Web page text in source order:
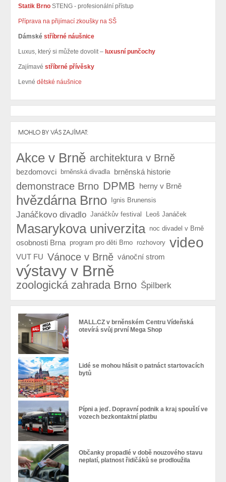
Statik Brno STENG - profesionální přístup
Příprava na přijímací zkoušky na SŠ
Dámské stříbrné náušnice
Luxus, který si můžete dovolit – luxusní punčochy
Zajímavé stříbrné přívěsky
Levné dětské náušnice
MOHLO BY VÁS ZAJÍMAT:
Akce v Brně architektura v Brně
bezdomovci brněnská divadla brněnská historie
demonstrace Brno DPMB herny v Brně
hvězdárna Brno Ignis Brunensis
Janáčkovo divadlo Janáčkův festival Leoš Janáček
Masarykova univerzita noc divadel v Brně
osobnosti Brna program pro děti Brno rozhovory video
VUT FU Vánoce v Brně vánoční strom
výstavy v Brně
zoologická zahrada Brno Špilberk
MALL.CZ v brněnském Centru Vídeňská
otevírá svůj první Mega Shop
Lidé se mohou hlásit o patnáct startovacích
bytů
Pípni a jeď. Dopravní podnik a kraj spouští ve
vozech bezkontaktní platbu
Občanky propadlé v době nouzového stavu
neplatí, platnost řidičáků se prodloužila